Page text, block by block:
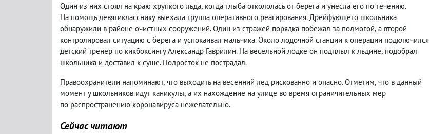
Один из них стоял на краю хрупкого льда, когда глыба откололась от берега и унесла его по течению.
На помощь девятикласснику выехала группа оперативного реагирования. Дрейфующего школьника
обнаружили в районе очистных сооружений. Один из стражей порядка побежал за подмогой, а второй
контролировал ситуацию с берега и успокаивал мальчика. Около лодочной станции к операции подключился
детский тренер по кикбоксингу Александр Гаврилин. На весельной лодке он подплыл к льдине, подобрал
школьника и доставил к суше. Подросток не пострадал.
Правоохранители напоминают, что выходить на весенний лед рискованно и опасно. Отметим, что в данный
момент у школьников идут каникулы, а их нахождение на улице во время ограничительных мер
по распространению коронавируса нежелательно.
Сейчас читают